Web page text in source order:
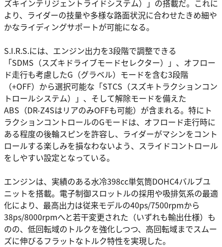
ズキインテリジェントライドシステム）」の搭載だ。これに
より、ライダーの技量や多様な路面状況に合わせたきめ細や
かなライディングサポートが可能になる。
S.I.R.S.には、エンジン出力を3段階で調整できる
「SDMS（スズキドライブモードセレクター）」、オフロー
ド走行も考慮したG（グラベル）モードを含む3段階
（+OFF）から選択可能な「STCS（スズキトラクションコン
トロールシステム）」、そして解除モードを備えた
ABS（DR-Z4SはリアのみOFFも可能）が含まれる。特にト
ラクションコントロールのGモードは、オフロード走行時に
ある程度の後輪スピンを許容し、ライダーがマシンをコント
ロールする楽しみを損なわないよう、スライドコントロール
をしやすい設定となっている。
エンジンは、実績のある水冷398cc単気筒DOHC4バルブユ
ニットを搭載。電子制御スロットルの採用や吸排気系の最適
化により、最高出力は従来モデルの40ps/7500rpmから
38ps/8000rpmへと若干変更された（いずれも輸出仕様）も
のの、低回転域のトルクを強化しつつ、高回転域までスムー
ズに伸びるフラットなトルク特性を実現した。